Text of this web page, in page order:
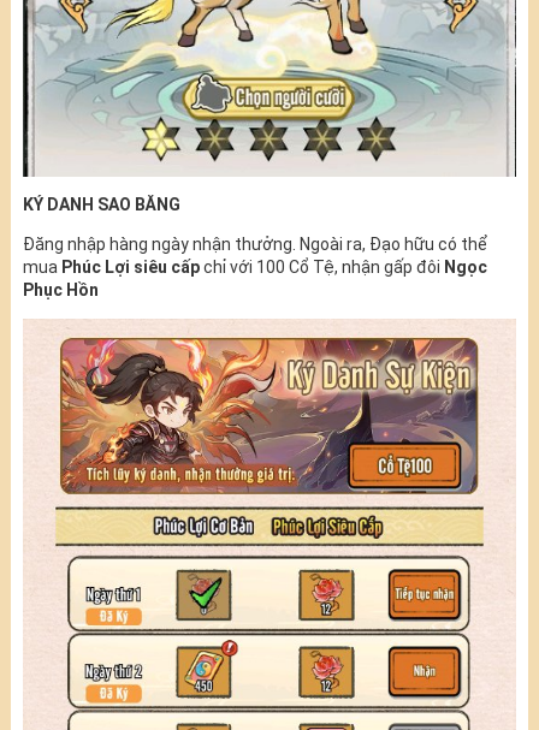
KÝ DANH SAO BĂNG
Đăng nhập hàng ngày nhận thưởng. Ngoài ra, Đạo hữu có thể
mua Phúc Lợi siêu cấpchỉ với 100 Cổ Tệ, nhận gấp đôi Ngọc
Phục Hồn